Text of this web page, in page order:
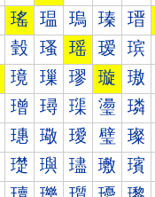
瑤 瑥 瑦 瑧 瑨
瑴 瑵 瑶 瑷 瑸
璄 璅 璆 璇 璈
璔 璕 璖 璗 璘
璤 璥 璦 璧 璨
璴 璵 璶 璷 璸